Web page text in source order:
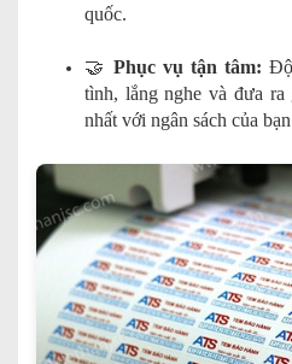
quốc.
🤝 Phục vụ tận tâm:
tình, lắng nghe và đưa
nhất với ngân sách của